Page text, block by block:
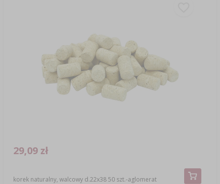
korek naturalny, walcowy d.22x38 50 szt.-aglomerat
29,09 zł